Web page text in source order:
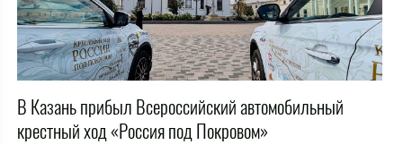
В Казань прибыл Всероссийский автомобильный
крестный ход «Россия под Покровом»